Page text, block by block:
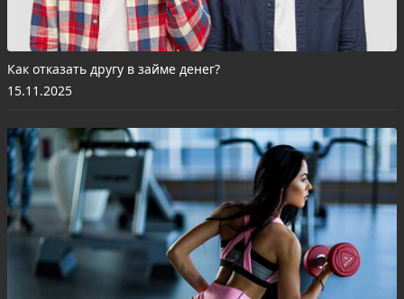
Как отказать другу в займе денег?
15.11.2025